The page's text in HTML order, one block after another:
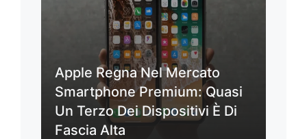
Apple Regna Nel Mercato
Smartphone Premium: Quasi
Un Terzo Dei Dispositivi È Di
Fascia Alta